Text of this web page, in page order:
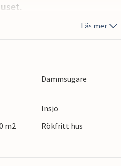
Läs mer
Dammsugare
Insjö
m2
Rökfritt hus